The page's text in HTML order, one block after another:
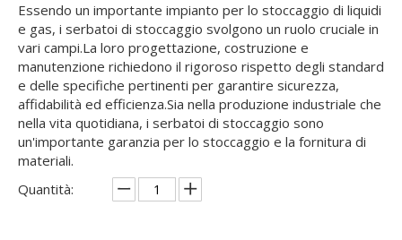
Essendo un importante impianto per lo stoccaggio di liquidi
e gas, i serbatoi di stoccaggio svolgono un ruolo cruciale in
vari campi.La loro progettazione, costruzione e
manutenzione richiedono il rigoroso rispetto degli standard
e delle specifiche pertinenti per garantire sicurezza,
affidabilità ed efficienza.Sia nella produzione industriale che
nella vita quotidiana, i serbatoi di stoccaggio sono
un'importante garanzia per lo stoccaggio e la fornitura di
materiali.
Quantità: